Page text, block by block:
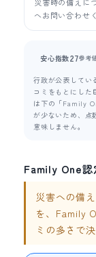
へお問い合わせ
安心指数27参考
行政が公表してい
コミをもとにした
は下の「Family
が少ないため、点
意味しません。
Family One認
災害への備
を、Family
ミの多さで